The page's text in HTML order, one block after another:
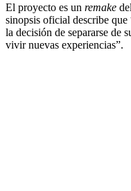
El proyecto es un remake
sinopsis oficial describe que
la decisión de separarse de
vivir nuevas experiencias”.